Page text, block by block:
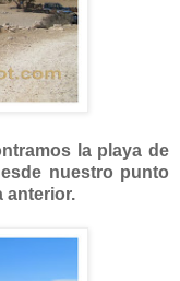
la playa de
nuestro punto
anterior.